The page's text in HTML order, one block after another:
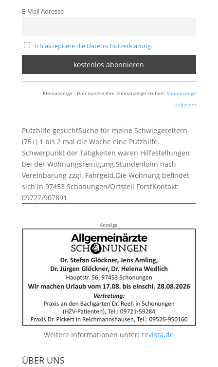
E-Mail Adresse
Ich akzeptiere die Datenschutzerklärung.
Kleinanzeige - Hier könnte Ihre Kleinanzeige stehen: Kleinanzeige
aufgeben
Putzhilfe gesuchtSuche für meine Schwiegereltern
(75+) 1 bis 2 mal die Woche eine Putzhilfe.
Schwerpunkt der Tätigkeiten wären Hilfestellungen
bei der Wohnungsreinigung.Stundenlohn nach
Vereinbarung zzgl. Fahrgeld.Die Wohnung befindet
sich in 97453 Schonungen/Ortsteil ForstKontakt:
09727/907891
Anzeige
Weitere Informationen unter: revista.de
ÜBER UNS